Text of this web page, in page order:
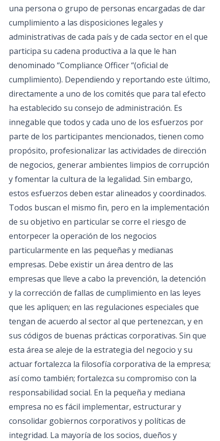
una persona o grupo de personas encargadas de dar
cumplimiento a las disposiciones legales y
administrativas de cada país y de cada sector en el que
participa su cadena productiva a la que le han
denominado “Compliance Officer “(oficial de
cumplimiento). Dependiendo y reportando este último,
directamente a uno de los comités que para tal efecto
ha establecido su consejo de administración. Es
innegable que todos y cada uno de los esfuerzos por
parte de los participantes mencionados, tienen como
propósito, profesionalizar las actividades de dirección
de negocios, generar ambientes limpios de corrupción
y fomentar la cultura de la legalidad. Sin embargo,
estos esfuerzos deben estar alineados y coordinados.
Todos buscan el mismo fin, pero en la implementación
de su objetivo en particular se corre el riesgo de
entorpecer la operación de los negocios
particularmente en las pequeñas y medianas
empresas. Debe existir un área dentro de las
empresas que lleve a cabo la prevención, la detención
y la corrección de fallas de cumplimiento en las leyes
que les apliquen; en las regulaciones especiales que
tengan de acuerdo al sector al que pertenezcan, y en
sus códigos de buenas prácticas corporativas. Sin que
esta área se aleje de la estrategia del negocio y su
actuar fortalezca la filosofía corporativa de la empresa;
así como también; fortalezca su compromiso con la
responsabilidad social. En la pequeña y mediana
empresa no es fácil implementar, estructurar y
consolidar gobiernos corporativos y políticas de
integridad. La mayoría de los socios, dueños y